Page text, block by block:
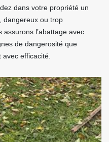
dans votre propriété un
dangereux ou trop
l’abattage avec
de dangerosité que
avec efficacité.